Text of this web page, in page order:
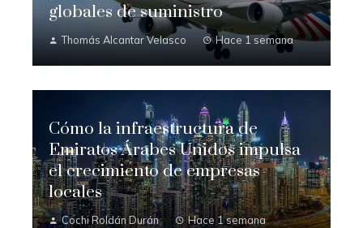
globales de suministro
Thomás Alcantar Velasco Hace 1 semana
Cómo la infraestructura de
Emiratos Árabes Unidos impulsa
el crecimiento de empresas
locales
Cochi Roldán Durán Hace 1 semana